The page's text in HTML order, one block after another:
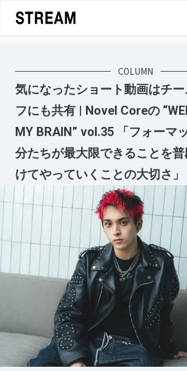
content
COLUMN
気になったショート動画はチ
フにも共有 | Novel Coreの
MY BRAIN” vol.35 「フォーマ
分たちが最大限できることを
けてやっていくことの大切さ」